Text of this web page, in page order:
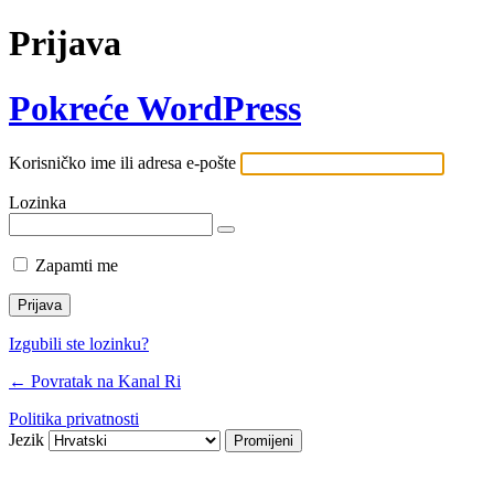
Prijava
Pokreće WordPress
Korisničko ime ili adresa e-pošte
Lozinka
Zapamti me
Izgubili ste lozinku?
← Povratak na Kanal Ri
Politika privatnosti
Jezik